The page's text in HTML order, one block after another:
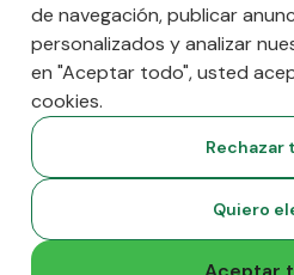
RemoFirst Inc.
casa.
Condiciones generales
de navegación, publicar
personalizados y analizar
en "Aceptar todo", usted
cookies.
Rechazar
Quiero